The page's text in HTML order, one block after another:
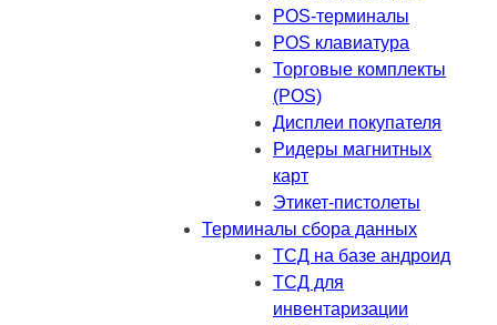
POS-терминалы
POS клавиатура
Торговые комплекты
(POS)
Дисплеи покупателя
Ридеры магнитных
карт
Этикет-пистолеты
Терминалы сбора данных
ТСД на базе андроид
ТСД для
инвентаризации